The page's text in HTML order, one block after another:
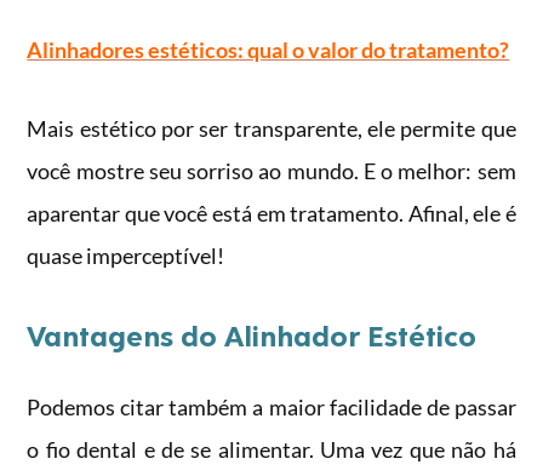
Alinhadores estéticos: qual o valor do tratamento?
Mais estético por ser transparente, ele permite que
você mostre seu sorriso ao mundo. E o melhor: sem
aparentar que você está em tratamento. Afinal, ele é
quase imperceptível!
Vantagens do Alinhador Estético
Podemos citar também a maior facilidade de passar
o fio dental e de se alimentar. Uma vez que não há